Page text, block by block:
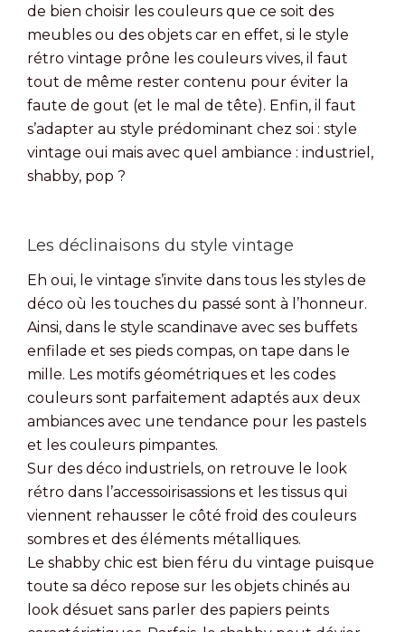
de bien choisir les couleurs que ce soit des
meubles ou des objets car en effet, si le style
rétro vintage prône les couleurs vives, il faut
tout de même rester contenu pour éviter la
faute de gout (et le mal de tête). Enfin, il faut
s’adapter au style prédominant chez soi : style
vintage oui mais avec quel ambiance : industriel,
shabby, pop ?
Les déclinaisons du style vintage
Eh oui, le vintage s’invite dans tous les styles de
déco où les touches du passé sont à l’honneur.
Ainsi, dans le style scandinave avec ses buffets
enfilade et ses pieds compas, on tape dans le
mille. Les motifs géométriques et les codes
couleurs sont parfaitement adaptés aux deux
ambiances avec une tendance pour les pastels
et les couleurs pimpantes.
Sur des déco industriels, on retrouve le look
rétro dans l’accessoirisassions et les tissus qui
viennent rehausser le côté froid des couleurs
sombres et des éléments métalliques.
Le shabby chic est bien féru du vintage puisque
toute sa déco repose sur les objets chinés au
look désuet sans parler des papiers peints